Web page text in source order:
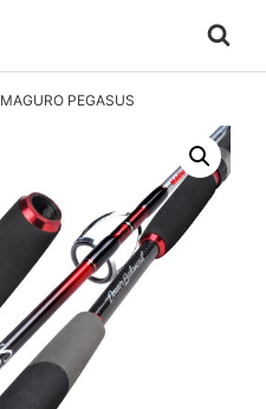
MAGURO PEGASUS